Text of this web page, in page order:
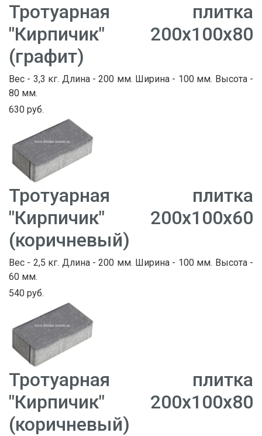
Тротуарная плитка
"Кирпичик" 200х100х80
(графит)
Вес - 3,3 кг. Длина - 200 мм. Ширина - 100 мм. Высота -
80 мм.
630 руб.
Тротуарная плитка
"Кирпичик" 200х100х60
(коричневый)
Вес - 2,5 кг. Длина - 200 мм. Ширина - 100 мм. Высота -
60 мм.
540 руб.
Тротуарная плитка
"Кирпичик" 200х100х80
(коричневый)